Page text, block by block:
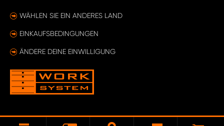
WÄHLEN SIE EIN ANDERES LAND
EINKAUFSBEDINGUNGEN
ÄNDERE DEINE EINWILLIGUNG